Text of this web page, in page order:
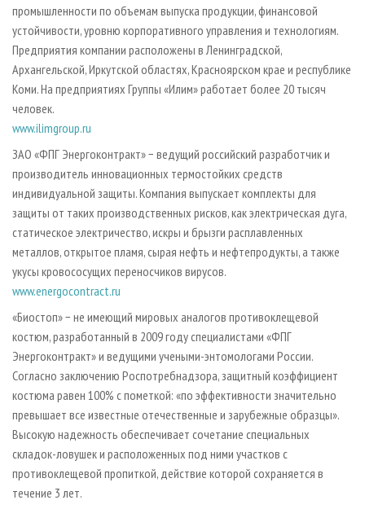
промышленности по объемам выпуска продукции, финансовой
устойчивости, уровню корпоративного управления и технологиям.
Предприятия компании расположены в Ленинградской,
Архангельской, Иркутской областях, Красноярском крае и республике
Коми. На предприятиях Группы «Илим» работает более 20 тысяч
человек.
www.ilimgroup.ru
ЗАО «ФПГ Энергоконтракт» − ведущий российский разработчик и
производитель инновационных термостойких средств
индивидуальной защиты. Компания выпускает комплекты для
защиты от таких производственных рисков, как электрическая дуга,
статическое электричество, искры и брызги расплавленных
металлов, открытое пламя, сырая нефть и нефтепродукты, а также
укусы кровососущих переносчиков вирусов.
www.energocontract.ru
«Биостоп» − не имеющий мировых аналогов противоклещевой
костюм, разработанный в 2009 году специалистами «ФПГ
Энергоконтракт» и ведущими учеными-энтомологами России.
Согласно заключению Роспотребнадзора, защитный коэффициент
костюма равен 100% с пометкой: «по эффективности значительно
превышает все известные отечественные и зарубежные образцы».
Высокую надежность обеспечивает сочетание специальных
складок-ловушек и расположенных под ними участков с
противоклещевой пропиткой, действие которой сохраняется в
течение 3 лет.